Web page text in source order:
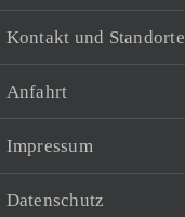
Kontakt und Standorte
Anfahrt
Impressum
Datenschutz